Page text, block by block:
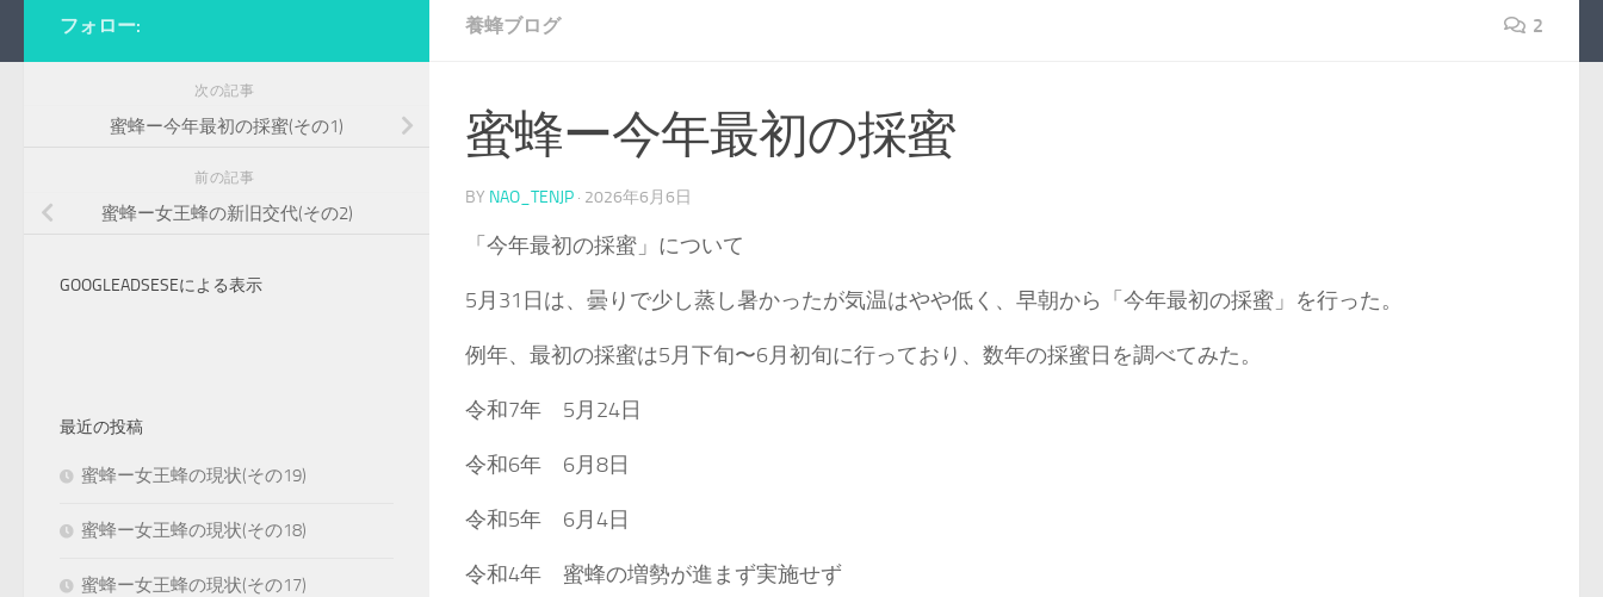
養蜂ブログ 2
蜜蜂ー今年最初の採蜜
BY NAO_TENJP · 2026年6月6日
「今年最初の採蜜」について
5月31日は、曇りで少し蒸し暑かったが気温はやや低く、早朝から「今年最初の採蜜」を行った。
例年、最初の採蜜は5月下旬〜6月初旬に行っており、数年の採蜜日を調べてみた。
令和7年 5月24日
令和6年 6月8日
令和5年 6月4日
令和4年 蜜蜂の増勢が進まず実施せず
フォロー:
次の記事
蜜蜂ー今年最初の採蜜(その1)
前の記事
蜜蜂ー女王蜂の新旧交代(その2)
GOOGLEADSESEによる表示
最近の投稿
蜜蜂ー女王蜂の現状(その19)
蜜蜂ー女王蜂の現状(その18)
蜜蜂ー女王蜂の現状(その17)